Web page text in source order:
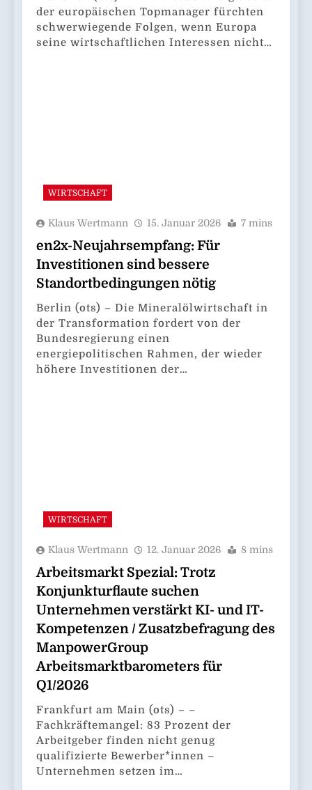
der europäischen Topmanager fürchten
schwerwiegende Folgen, wenn Europa
seine wirtschaftlichen Interessen nicht…
WIRTSCHAFT
Klaus Wertmann 15. Januar 2026 7 mins
en2x-Neujahrsempfang: Für
Investitionen sind bessere
Standortbedingungen nötig
Berlin (ots) – Die Mineralölwirtschaft in
der Transformation fordert von der
Bundesregierung einen
energiepolitischen Rahmen, der wieder
höhere Investitionen der…
WIRTSCHAFT
Klaus Wertmann 12. Januar 2026 8 mins
Arbeitsmarkt Spezial: Trotz
Konjunkturflaute suchen
Unternehmen verstärkt KI- und IT-
Kompetenzen / Zusatzbefragung des
ManpowerGroup
Arbeitsmarktbarometers für
Q1/2026
Frankfurt am Main (ots) – –
Fachkräftemangel: 83 Prozent der
Arbeitgeber finden nicht genug
qualifizierte Bewerber*innen –
Unternehmen setzen im…